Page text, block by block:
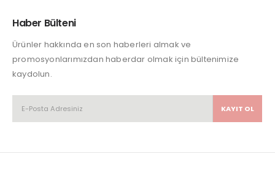
Haber Bülteni
Ürünler hakkında en son haberleri almak ve
promosyonlarımızdan haberdar olmak için bültenimize
kaydolun.